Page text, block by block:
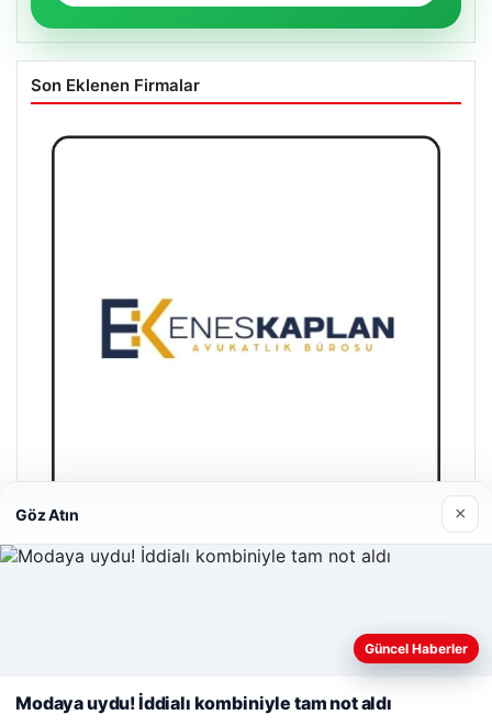
Son Eklenen Firmalar
Enes Kaplan Avukatlık Bürosu
deneyiminizi kişiselleştirmek ve geliştirmek amacıyla çerezler
Reddet Kabul Et
Göz Atın ×
Güncel Haberler
Modaya uydu! İddialı kombiniyle tam not aldı